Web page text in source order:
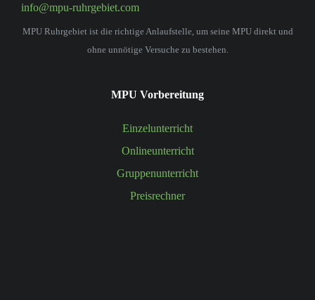
info@mpu-ruhrgebiet.com
MPU Ruhrgebiet ist die richtige Anlaufstelle, um seine MPU direkt und
ohne unnötige Versuche zu bestehen.
MPU Vorbereitung
Einzelunterricht
Onlineunterricht
Gruppenunterricht
Preisrechner